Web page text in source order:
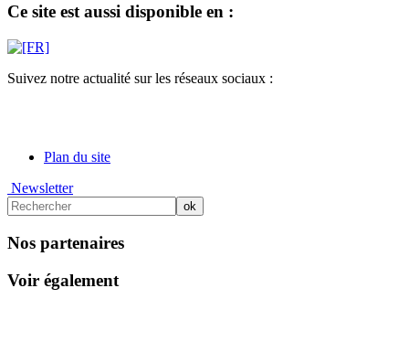
Ce site est aussi disponible en :
Suivez notre actualité sur les réseaux sociaux :
Plan du site
Newsletter
Nos partenaires
Voir également